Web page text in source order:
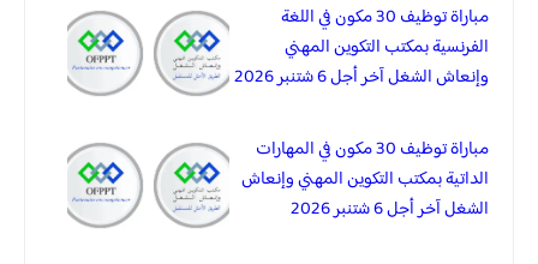
مباراة توظيف 30 مكون في اللغة
الفرنسية بمكتب التكوين المهني
وإنعاش الشغل آخر أجل 6 شتنبر 2026
مباراة توظيف 30 مكون في المهارات
الداتية بمكتب التكوين المهني وإنعاش
الشغل آخر أجل 6 شتنبر 2026